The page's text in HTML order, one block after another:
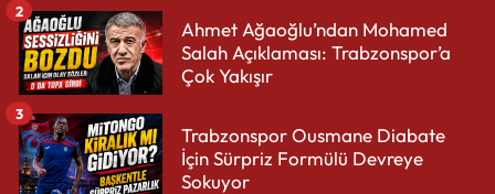
Ahmet Ağaoğlu’ndan Mohamed
Salah Açıklaması: Trabzonspor’a
Çok Yakışır
2
Trabzonspor Ousmane Diabate
İçin Sürpriz Formülü Devreye
Sokuyor
3